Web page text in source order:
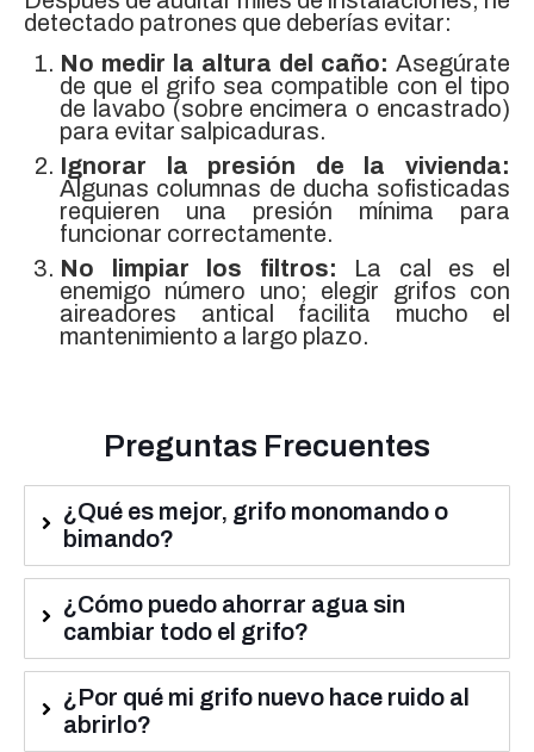
detectado patrones que deberías evitar:
No medir la altura del caño: Asegúrate
de que el grifo sea compatible con el tipo
de lavabo (sobre encimera o encastrado)
para evitar salpicaduras.
Ignorar la presión de la vivienda:
Algunas columnas de ducha sofisticadas
requieren una presión mínima para
funcionar correctamente.
No limpiar los filtros: La cal es el
enemigo número uno; elegir grifos con
aireadores antical facilita mucho el
mantenimiento a largo plazo.
Preguntas Frecuentes
¿Qué es mejor, grifo monomando o
bimando?
¿Cómo puedo ahorrar agua sin
cambiar todo el grifo?
¿Por qué mi grifo nuevo hace ruido al
abrirlo?